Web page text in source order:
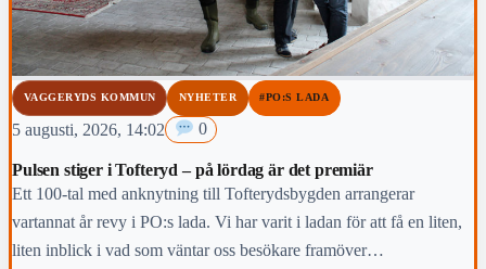
VAGGERYDS KOMMUN NYHETER #PO:S LADA
5 augusti, 2026, 14:02 0
Pulsen stiger i Tofteryd – på lördag är det premiär
Ett 100-tal med anknytning till Tofterydsbygden arrangerar
vartannat år revy i PO:s lada. Vi har varit i ladan för att få en liten,
liten inblick i vad som väntar oss besökare framöver…